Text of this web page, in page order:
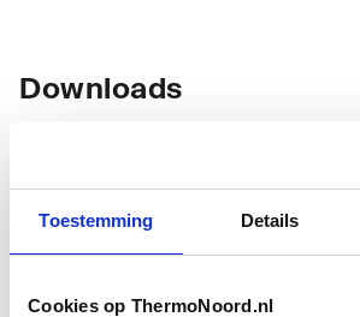
Toestemming Details
Cookies op ThermoNoord.nl
Downloads
Veiligheidsblad application/pdf